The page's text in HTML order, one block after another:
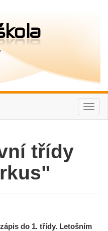
třídy
do 1. třídy. Letošním